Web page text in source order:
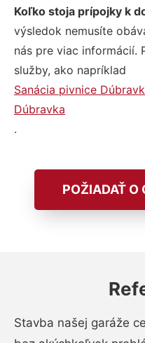
Koľko stoja prípojky k
výsledok nemusíte
nás pre viac informácií.
služby, ako napríklad
Sanácia pivnice
Dúbravka
.
POŽIADAŤ O
Stavba našej garáže